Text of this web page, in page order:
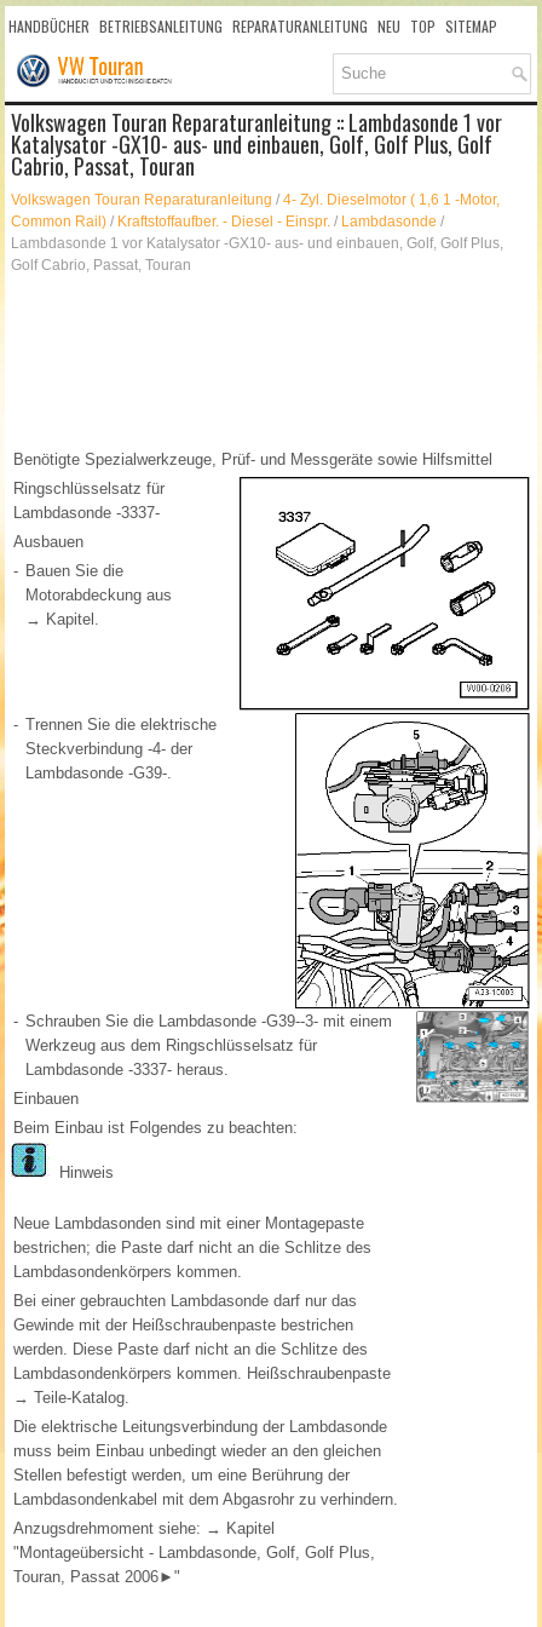
HANDBÜCHER BETRIEBSANLEITUNG REPARATURANLEITUNG NEU TOP SITEMAP
SUCHLAUF
Volkswagen Touran Reparaturanleitung :: Lambdasonde 1 vor
Katalysator -GX10- aus- und einbauen, Golf, Golf Plus, Golf
Cabrio, Passat, Touran
Volkswagen Touran Reparaturanleitung /4- Zyl. Dieselmotor ( 1,6 1 -Motor,
Common Rail) / Kraftstoffaufber. - Diesel - Einspr. / Lambdasonde /
Lambdasonde 1 vor Katalysator -GX10- aus- und einbauen, Golf, Golf Plus,
Golf Cabrio, Passat, Touran
Benötigte Spezialwerkzeuge, Prüf- und Messgeräte sowie Hilfsmittel
Ringschlüsselsatz für
Lambdasonde -3337-
Ausbauen
- Bauen Sie die
Motorabdeckung aus
→ Kapitel.
- Trennen Sie die elektrische
Steckverbindung -4- der
Lambdasonde -G39-.
- Schrauben Sie die Lambdasonde -G39--3- mit einem
Werkzeug aus dem Ringschlüsselsatz für
Lambdasonde -3337- heraus.
Einbauen
Beim Einbau ist Folgendes zu beachten:
Hinweis
Neue Lambdasonden sind mit einer Montagepaste
bestrichen; die Paste darf nicht an die Schlitze des
Lambdasondenkörpers kommen.
Bei einer gebrauchten Lambdasonde darf nur das
Gewinde mit der Heißschraubenpaste bestrichen
werden. Diese Paste darf nicht an die Schlitze des
Lambdasondenkörpers kommen. Heißschraubenpaste
→ Teile-Katalog.
Die elektrische Leitungsverbindung der Lambdasonde
muss beim Einbau unbedingt wieder an den gleichen
Stellen befestigt werden, um eine Berührung der
Lambdasondenkabel mit dem Abgasrohr zu verhindern.
Anzugsdrehmoment siehe: → Kapitel
"Montageübersicht - Lambdasonde, Golf, Golf Plus,
Touran, Passat 2006►"